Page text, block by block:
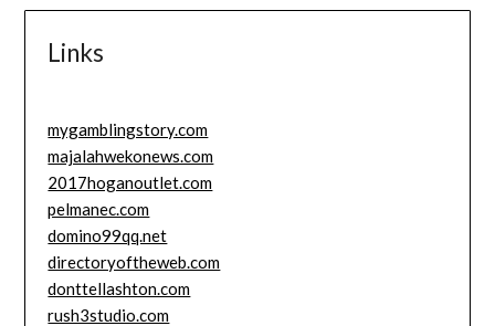
Links
mygamblingstory.com
majalahwekonews.com
2017hoganoutlet.com
pelmanec.com
domino99qq.net
directoryoftheweb.com
donttellashton.com
rush3studio.com